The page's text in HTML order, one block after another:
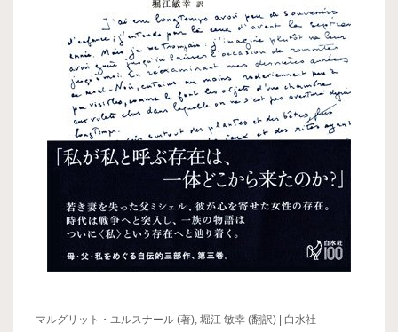
マルグリット・ユルスナール (著), 堀江 敏幸 (翻訳) | 白水社